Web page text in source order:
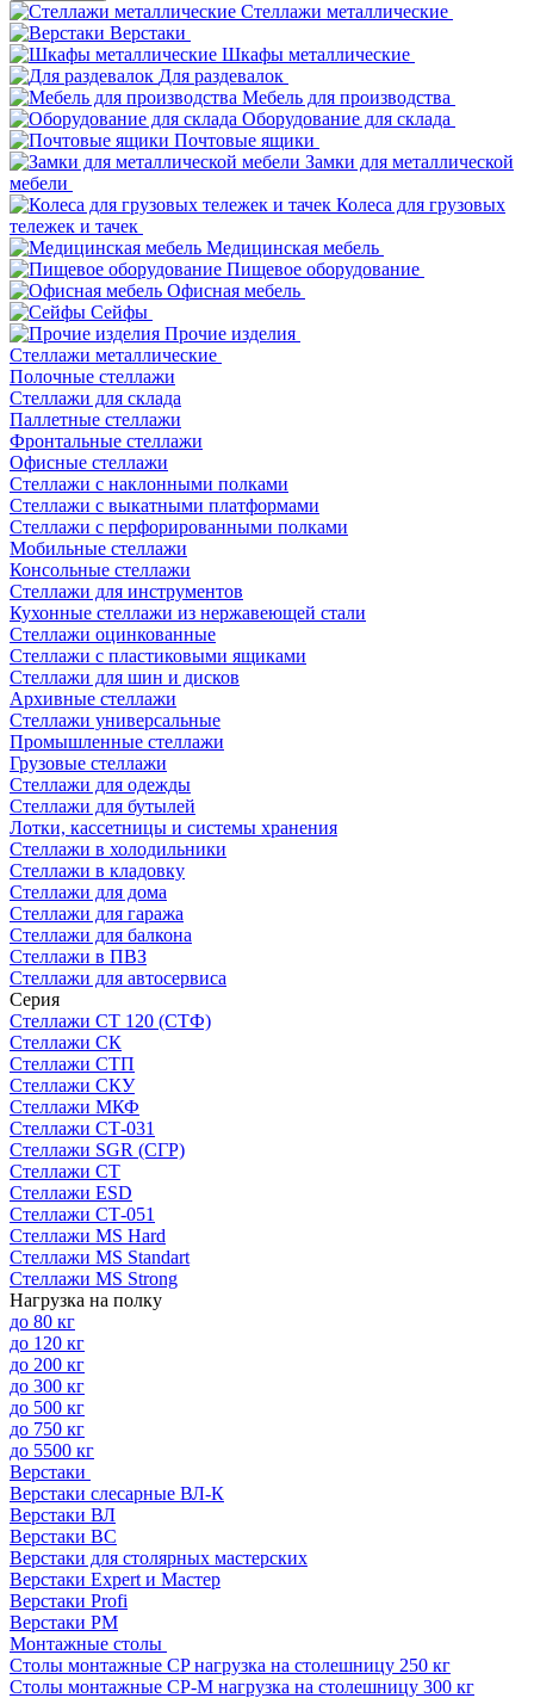
Стеллажи металлические
Верстаки
Шкафы металлические
Для раздевалок
Мебель для производства
Оборудование для склада
Почтовые ящики
Замки для металлической
мебели
Колеса для грузовых
тележек и тачек
Медицинская мебель
Пищевое оборудование
Офисная мебель
Сейфы
Прочие изделия
Стеллажи металлические
Полочные стеллажи
Стеллажи для склада
Паллетные стеллажи
Фронтальные стеллажи
Офисные стеллажи
Стеллажи с наклонными полками
Стеллажи с выкатными платформами
Стеллажи с перфорированными полками
Мобильные стеллажи
Консольные стеллажи
Стеллажи для инструментов
Кухонные стеллажи из нержавеющей стали
Стеллажи оцинкованные
Стеллажи с пластиковыми ящиками
Стеллажи для шин и дисков
Архивные стеллажи
Стеллажи универсальные
Промышленные стеллажи
Грузовые стеллажи
Стеллажи для одежды
Стеллажи для бутылей
Лотки, кассетницы и системы хранения
Стеллажи в холодильники
Стеллажи в кладовку
Стеллажи для дома
Стеллажи для гаража
Стеллажи для балкона
Стеллажи в ПВЗ
Стеллажи для автосервиса
Серия
Стеллажи СТ 120 (СТФ)
Стеллажи СК
Стеллажи СТП
Стеллажи СКУ
Стеллажи МКФ
Стеллажи СТ-031
Стеллажи SGR (СГР)
Стеллажи СТ
Стеллажи ESD
Стеллажи СТ-051
Стеллажи MS Hard
Стеллажи MS Standart
Стеллажи MS Strong
Нагрузка на полку
до 80 кг
до 120 кг
до 200 кг
до 300 кг
до 500 кг
до 750 кг
до 5500 кг
Верстаки
Верстаки слесарные ВЛ-К
Верстаки ВЛ
Верстаки ВС
Верстаки для столярных мастерских
Верстаки Expert и Мастер
Верстаки Profi
Верстаки РМ
Монтажные столы
Столы монтажные СP нагрузка на столешницу 250 кг
Столы монтажные СР-М нагрузка на столешницу 300 кг